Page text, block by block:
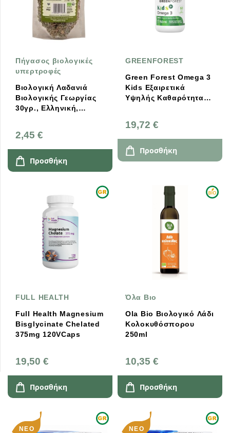
Πήγασος βιολογικές
υπερτροφές
Βιολογική Λαδανιά
Βιολογικής Γεωργίας
30γρ., Ελληνική,
2,45 €
Προσθήκη
GREENFOREST
Green Forest Omega 3
Kids Εξαιρετικά
Υψηλής Καθαρότητας
19,72 €
Προσθήκη
FULL HEALTH
Full Health Magnesium
Bisglycinate Chelated
375mg 120VCaps
19,50 €
Προσθήκη
Όλα Βιο
Ola Bio Βιολογικό Λάδι
Κολοκυθόσπορου
250ml
10,35 €
Προσθήκη
ΝΈΟ ΝΈΟ